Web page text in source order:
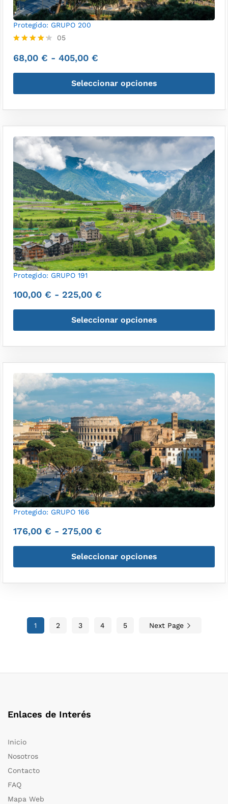
Protegido: GRUPO 200
con
de 5
05
68,00 € - 405,00 €
Seleccionar opciones
Protegido: GRUPO 191
100,00 € - 225,00 €
Seleccionar opciones
Protegido: GRUPO 166
176,00 € - 275,00 €
Seleccionar opciones
1 2 3 4 5 Next Page
Enlaces de Interés
Inicio
Nosotros
Contacto
FAQ
Mapa Web